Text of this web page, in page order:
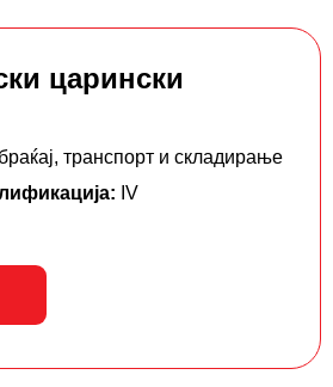
царински
транспорт и складирање
IV